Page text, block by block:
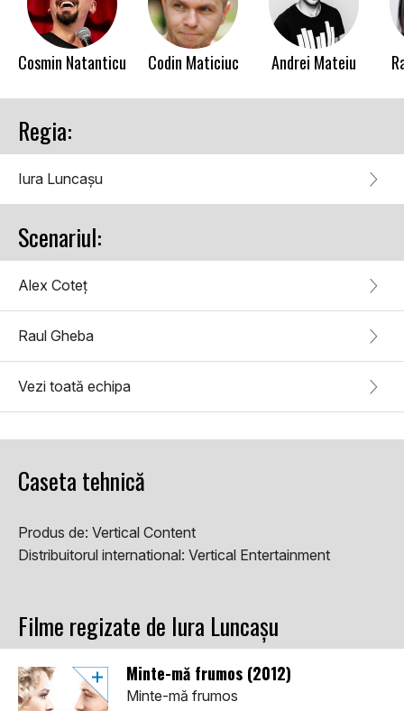
Cosmin Natanticu Codin Maticiuc Andrei Mateiu
Regia:
Iura Luncașu
Scenariul:
Alex Coteț
Raul Gheba
Vezi toată echipa
Caseta tehnică
Produs de: Vertical Content
Distribuitorul international: Vertical Entertainment
Filme regizate de Iura Luncașu
Minte-mă frumos (2012)
Minte-mă frumos